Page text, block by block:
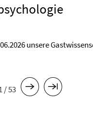
unsere
/ 53